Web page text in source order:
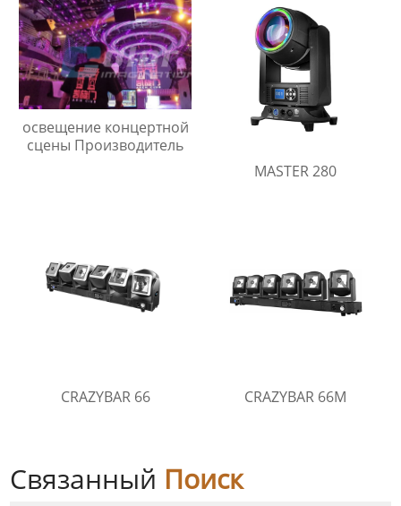
освещение концертной
сцены Производитель
MASTER 280
CRAZYBAR 66 CRAZYBAR 66M
Связанный Поиск